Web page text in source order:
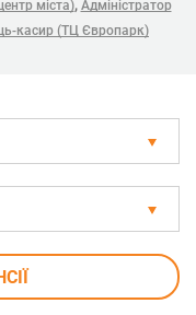
міста), Адміністратор
касир (ТЦ Європарк)